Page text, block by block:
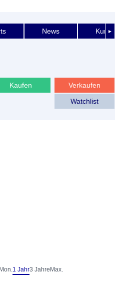
►
News
Verkaufen
Kaufen
Watchlist
1 Jahr3 Jahre Max.